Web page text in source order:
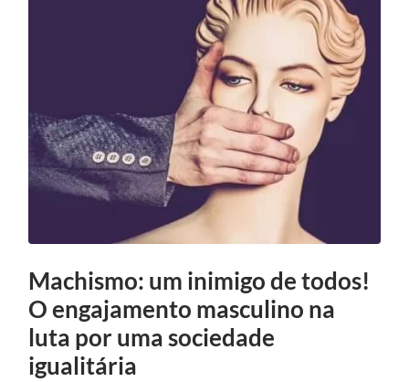
Machismo: um inimigo de todos!
O engajamento masculino na
luta por uma sociedade
igualitária